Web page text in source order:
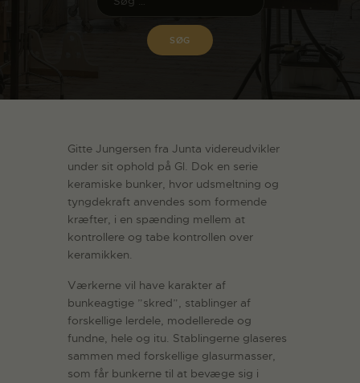
Gitte Jungersen fra Junta videreudvikler
under sit ophold på Gl. Dok en serie
keramiske bunker, hvor udsmeltning og
tyngdekraft anvendes som formende
kræfter, i en spænding mellem at
kontrollere og tabe kontrollen over
keramikken.
Værkerne vil have karakter af
bunkeagtige ”skred”, stablinger af
forskellige lerdele, modellerede og
fundne, hele og itu. Stablingerne glaseres
sammen med forskellige glasurmasser,
som får bunkerne til at bevæge sig i